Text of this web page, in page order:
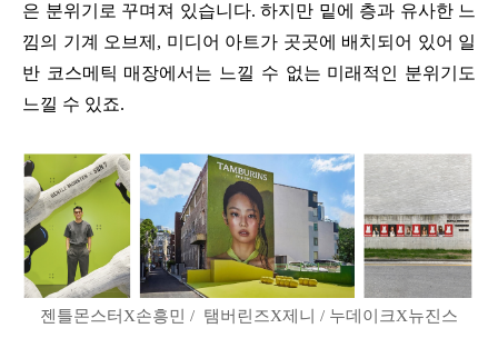
은 분위기로 꾸며져 있습니다. 하지만 밑에 층과 유사한 느
낌의 기계 오브제, 미디어 아트가 곳곳에 배치되어 있어 일
반 코스메틱 매장에서는 느낄 수 없는 미래적인 분위기도
느낄 수 있죠.
젠틀몬스터X손흥민 / 탬버린즈X제니 / 누데이크X뉴진스